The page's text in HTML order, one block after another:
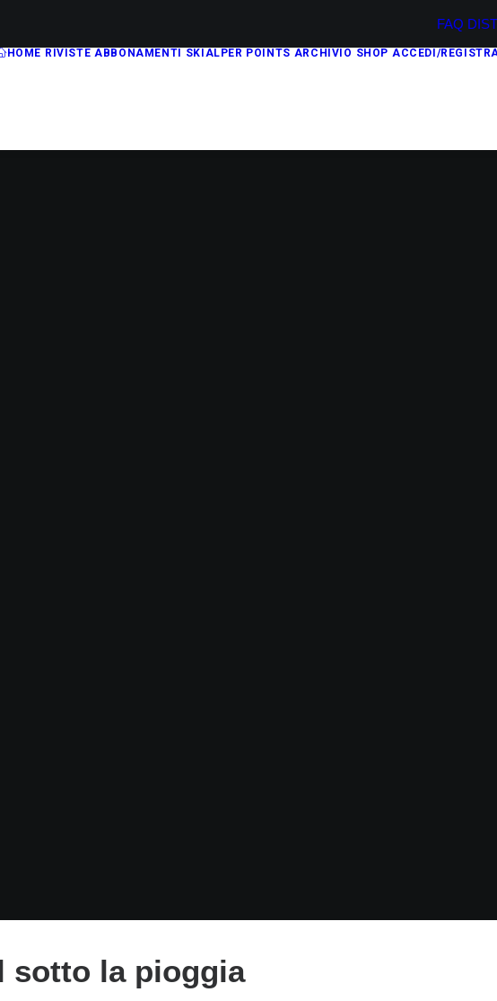
FAQ
HOME RIVISTE ABBONAMENTI SKIALPER POINTS ARCHIVIO SHOP ACCEDI/
sotto la pioggia